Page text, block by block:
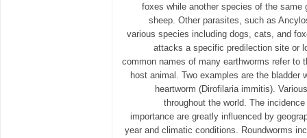
foxes while another species of the
sheep. Other parasites, such as
various species including dogs, cats, and
attacks a specific predilection site or
common names of many earthworms refer to
host animal. Two examples are the bladder
heartworm (Dirofilaria immitis).
throughout the world. The
importance are greatly influenced by
year and climatic conditions. Roundworms